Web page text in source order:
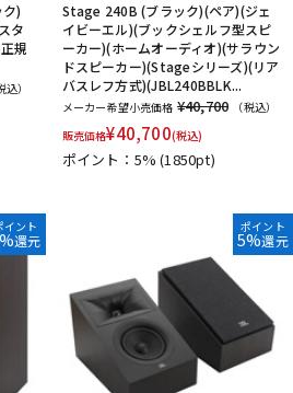
)
タ
規
込）
Stage 240B (ブラック)(ペア)(ジェ
イビーエル)(ブックシェルフ型スピ
ーカー)(ホームオーディオ)(サラウン
ドスピーカー)(Stageシリーズ)(リア
バスレフ方式)(JBL240BBLK...
メーカー希望小売価格 ¥40,700
（税込）
販売価格¥40,700(税込)
ポイント：5%(1850pt)
イント
還元
ポイント
5%還元